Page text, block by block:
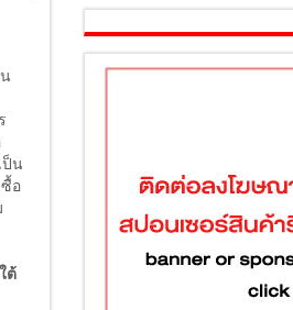
ป็น
อ
ต้